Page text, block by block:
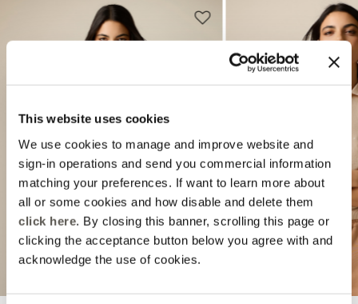
This website uses cookies
We use cookies to manage and improve website and
sign-in operations and send you commercial information
matching your preferences. If want to learn more about
all or some cookies and how disable and delete them
click here. By closing this banner, scrolling this page or
clicking the acceptance button below you agree with and
acknowledge the use of cookies.
Previous